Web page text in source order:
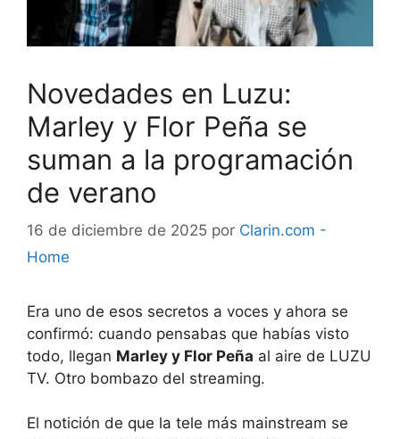
Novedades en Luzu:
Marley y Flor Peña se
suman a la programación
de verano
16 de diciembre de 2025 por Clarin.com -
Home
Era uno de esos secretos a voces y ahora se
confirmó: cuando pensabas que habías visto
todo, llegan Marley y Flor Peña al aire de LUZU
TV. Otro bombazo del streaming.
El notición de que la tele más mainstream se